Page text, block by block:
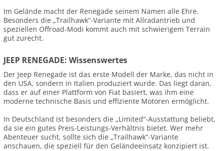
Im Gelände macht der Renegade seinem Namen alle Ehre.
Besonders die „Trailhawk“-Variante mit Allradantrieb und
speziellen Offroad-Modi kommt auch mit schwierigem Terrain
gut zurecht.
JEEP RENEGADE: Wissenswertes
Der Jeep Renegade ist das erste Modell der Marke, das nicht in
den USA, sondern in Italien produziert wurde. Das liegt daran,
dass er auf einer Plattform von Fiat basiert, was ihm eine
moderne technische Basis und effiziente Motoren ermöglicht.
In Deutschland ist besonders die „Limited“-Ausstattung beliebt,
da sie ein gutes Preis-Leistungs-Verhältnis bietet. Wer mehr
Abenteuer sucht, sollte sich die „Trailhawk“-Variante
anschauen, die speziell für den Geländeeinsatz konzipiert ist.